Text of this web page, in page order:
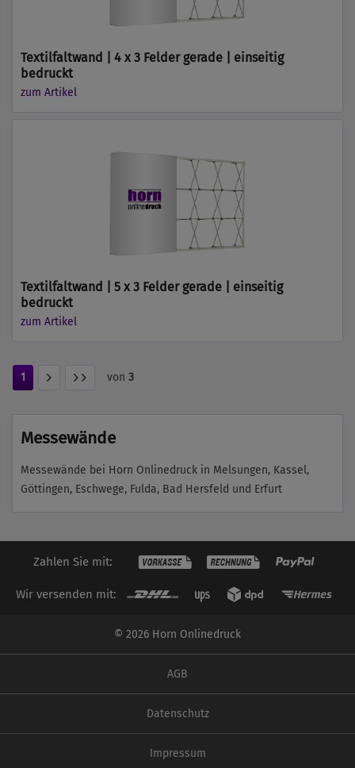
Textilfaltwand | 4 x 3 Felder gerade | einseitig
bedruckt
zum Artikel
Textilfaltwand | 5 x 3 Felder gerade | einseitig
bedruckt
zum Artikel
1 von 3
Messewände
Messewände bei Horn Onlinedruck in Melsungen, Kassel,
Göttingen, Eschwege, Fulda, Bad Hersfeld und Erfurt
Zahlen Sie mit:
Wir versenden mit:
© 2026 Horn Onlinedruck
AGB
Datenschutz
Impressum